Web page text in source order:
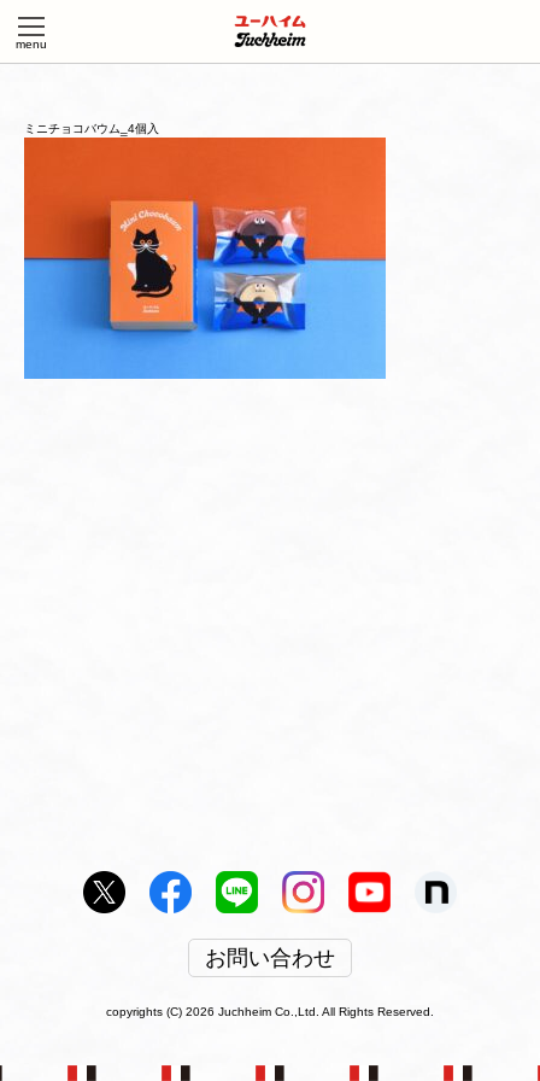
ミニチョコバウム‗4個入
お問い合わせ
copyrights (C) 2026 Juchheim Co.,Ltd. All Rights Reserved.